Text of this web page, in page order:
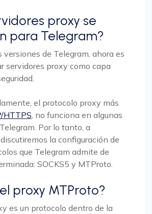
proxy se
para Telegram?
versiones de Telegram, ahora es
servidores proxy como capa
el protocolo proxy más
HTTPS , no funciona en algunas
Por lo tanto, a
la configuración de
que Telegram admite de
SOCKS5 y MTProto.
proxy MTProto?
es un protocolo dentro de la